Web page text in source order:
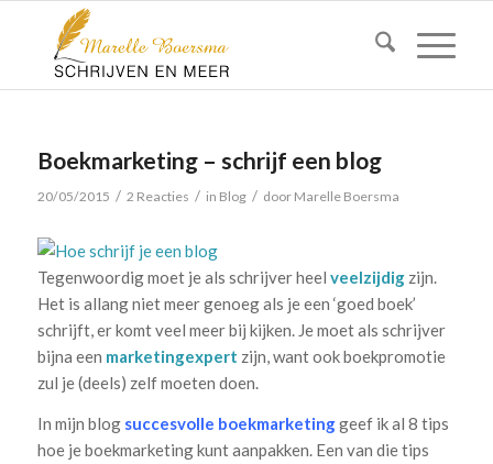
Boekmarketing – schrijf een blog
20/05/2015 / 2 Reacties / in Blog / door Marelle Boersma
Tegenwoordig moet je als schrijver heel veelzijdigzijn.
Het is allang niet meer genoeg als je een ‘goed boek’
schrijft, er komt veel meer bij kijken. Je moet als schrijver
bijna een marketingexpert zijn, want ook boekpromotie
zul je (deels) zelf moeten doen.
In mijn blog succesvolle boekmarketinggeef ik al 8 tips
hoe je boekmarketing kunt aanpakken. Een van die tips